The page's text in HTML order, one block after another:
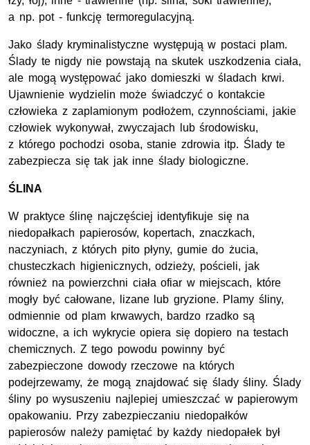
a np. pot - funkcję termoregulacyjną.
Jako ślady kryminalistyczne występują w postaci plam.
Ślady te nigdy nie powstają na skutek uszkodzenia ciała,
ale mogą występować jako domieszki w śladach krwi.
Ujawnienie wydzielin może świadczyć o kontakcie
człowieka z zaplamionym podłożem, czynnościami, jakie
człowiek wykonywał, zwyczajach lub środowisku,
z którego pochodzi osoba, stanie zdrowia itp. Ślady te
zabezpiecza się tak jak inne ślady biologiczne.
ŚLINA
W praktyce ślinę najczęściej identyfikuje się na
niedopałkach papierosów, kopertach, znaczkach,
naczyniach, z których pito płyny, gumie do żucia,
chusteczkach higienicznych, odzieży, pościeli, jak
również na powierzchni ciała ofiar w miejscach, które
mogły być całowane, lizane lub gryzione. Plamy śliny,
odmiennie od plam krwawych, bardzo rzadko są
widoczne, a ich wykrycie opiera się dopiero na testach
chemicznych. Z tego powodu powinny być
zabezpieczone dowody rzeczowe na których
podejrzewamy, że mogą znajdować się ślady śliny. Ślady
śliny po wysuszeniu najlepiej umieszczać w papierowym
opakowaniu. Przy zabezpieczaniu niedopałków
papierosów należy pamiętać by każdy niedopałek był